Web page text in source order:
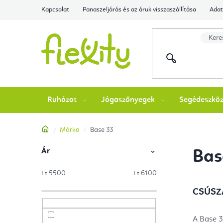
Kapcsolat Panaszeljárás és az áruk visszaszállítása
Ruházat Jógaszőnyegek
Kezdőlap
Márka Base 33
O
l
d
a
Ár
Ft 5500 Ft 6100
A Base